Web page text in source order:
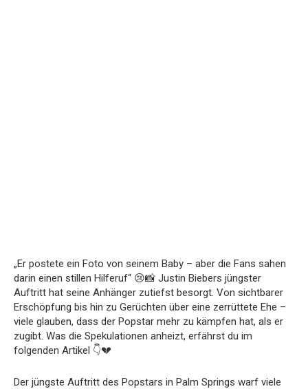
„Er postete ein Foto von seinem Baby – aber die Fans sahen
darin einen stillen Hilferuf“ 😢📸 Justin Biebers jüngster
Auftritt hat seine Anhänger zutiefst besorgt. Von sichtbarer
Erschöpfung bis hin zu Gerüchten über eine zerrüttete Ehe –
viele glauben, dass der Popstar mehr zu kämpfen hat, als er
zugibt. Was die Spekulationen anheizt, erfährst du im
folgenden Artikel 👇💔
Der jüngste Auftritt des Popstars in Palm Springs warf viele